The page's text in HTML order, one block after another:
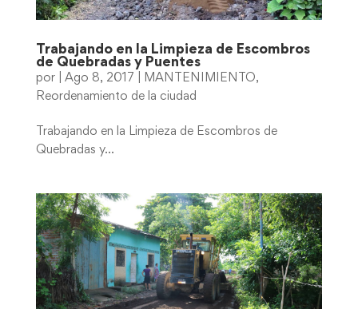
Trabajando en la Limpieza de Escombros
de Quebradas y Puentes
por Ago 8, 2017 MANTENIMIENTO,
Reordenamiento de la ciudad
Trabajando en la Limpieza de Escombros de
Quebradas y...